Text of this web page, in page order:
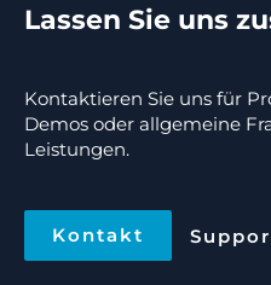
Lassen Sie uns
Kontaktieren Sie uns für
Demos oder allgemeine
Leistungen.
Kontakt